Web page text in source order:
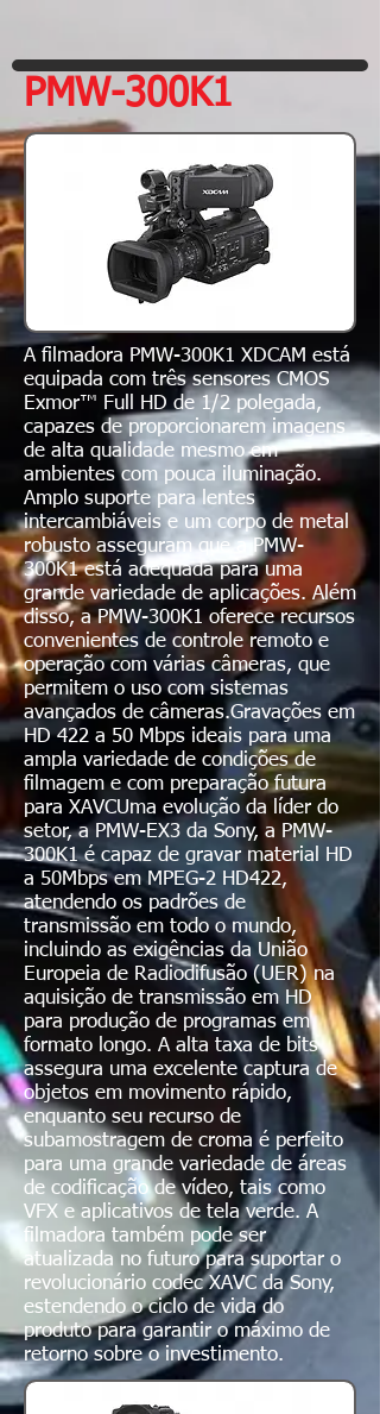
PMW-300K1
A filmadora PMW-300K1 XDCAM está
equipada com três sensores CMOS
Exmor™ Full HD de 1/2 polegada,
capazes de proporcionarem imagens
de alta qualidade mesmo em
ambientes com pouca iluminação.
Amplo suporte para lentes
intercambiáveis ​​e um corpo de metal
robusto asseguram que a PMW-
300K1 está adequada para uma
grande variedade de aplicações. Além
disso, a PMW-300K1 oferece recursos
convenientes de controle remoto e
operação com várias câmeras, que
permitem o uso com sistemas
avançados de câmeras.Gravações em
HD 422 a 50 Mbps ideais para uma
ampla variedade de condições de
filmagem e com preparação futura
para XAVCUma evolução da líder do
setor, a PMW-EX3 da Sony, a PMW-
300K1 é capaz de gravar material HD
a 50Mbps em MPEG-2 HD422,
atendendo os padrões de
transmissão em todo o mundo,
incluindo as exigências da União
Europeia de Radiodifusão (UER) na
aquisição de transmissão em HD
para produção de programas em
formato longo. A alta taxa de bits
assegura uma excelente captura de
objetos em movimento rápido,
enquanto seu recurso de
subamostragem de croma é perfeito
para uma grande variedade de áreas
de codificação de vídeo, tais como
VFX e aplicativos de tela verde. A
filmadora também pode ser
atualizada no futuro para suportar o
revolucionário codec XAVC da Sony,
estendendo o ciclo de vida do
produto para garantir o máximo de
retorno sobre o investimento.